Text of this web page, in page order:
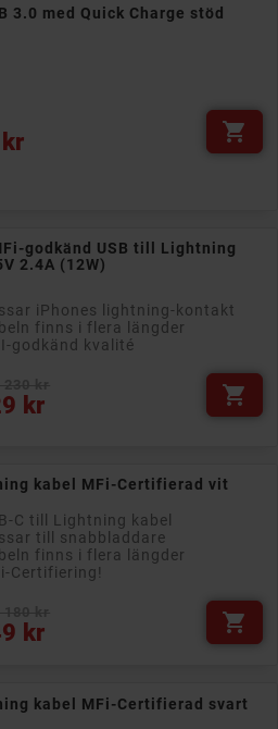
3.0 med Quick Charge stöd

godkänd USB till Lightning
2.4A (12W)
iPhones lightning-kontakt
finns i flera längder
godkänd kvalité
kr 
kabel MFi-Certifierad vit
C till Lightning kabel
till snabbladdare
finns i flera längder
Certifiering!
kr 
kabel MFi-Certifierad svart